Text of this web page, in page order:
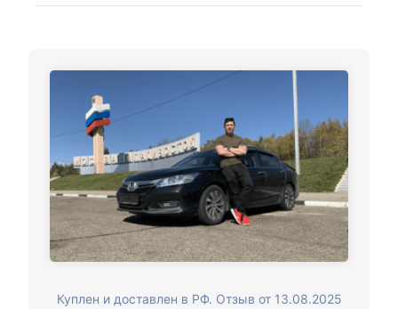
Куплен и доставлен в РФ. Отзыв от 13.08.2025